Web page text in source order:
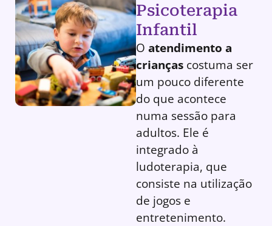
Psicoterapia
Infantil
O atendimento a
crianças costuma ser
um pouco diferente
do que acontece
numa sessão para
adultos. Ele é
integrado à
ludoterapia, que
consiste na utilização
de jogos e
entretenimento.